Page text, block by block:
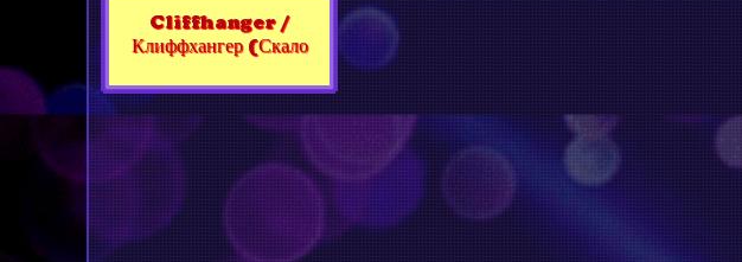
Cliffhanger /
Клиффхангер (Скало